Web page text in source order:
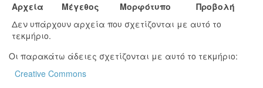
Αρχεία Μέγεθος Μορφότυπο
Προβολή
Δεν υπάρχουν αρχεία που σχετίζονται με αυτό το
τεκμήριο.
Οι παρακάτω άδειες σχετίζονται με αυτό το τεκμήριο:
Creative Commons